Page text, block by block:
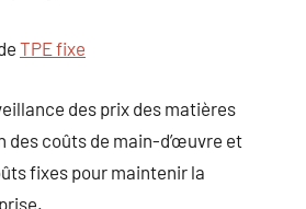
TPE fixe
des prix des matières
des coûts de main-d’œuvre et
fixes pour maintenir la